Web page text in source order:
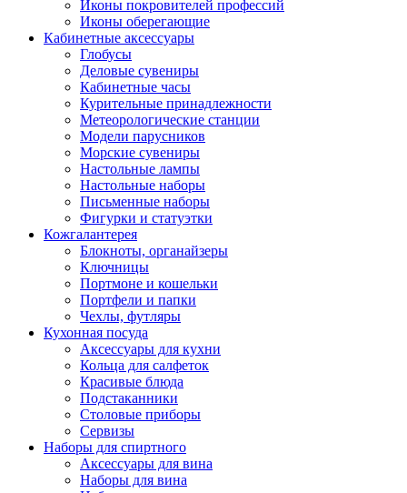
Иконы покровителей профессий
Иконы оберегающие
Кабинетные аксессуары
Глобусы
Деловые сувениры
Кабинетные часы
Курительные принадлежности
Метеорологические станции
Модели парусников
Морские сувениры
Настольные лампы
Настольные наборы
Письменные наборы
Фигурки и статуэтки
Кожгалантерея
Блокноты, органайзеры
Ключницы
Портмоне и кошельки
Портфели и папки
Чехлы, футляры
Кухонная посуда
Аксессуары для кухни
Кольца для салфеток
Красивые блюда
Подстаканники
Столовые приборы
Cервизы
Наборы для спиртного
Аксессуары для вина
Наборы для вина